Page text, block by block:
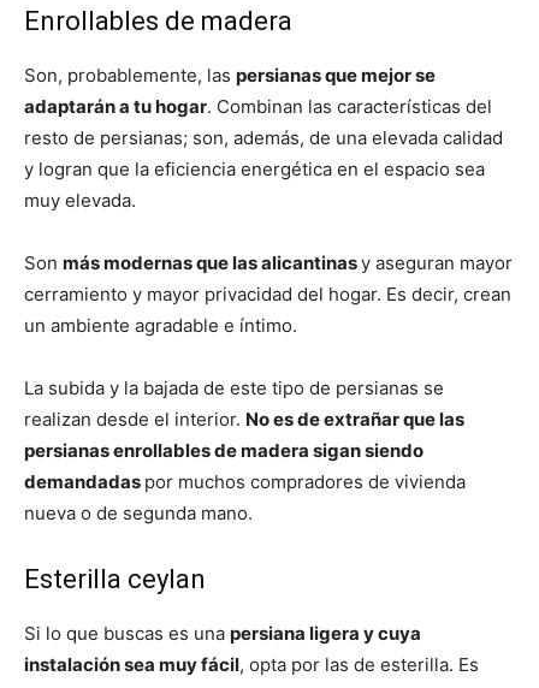
Enrollables de madera
Son, probablemente, las persianas que mejor se
adaptarán a tu hogar. Combinan las características del
resto de persianas; son, además, de una elevada calidad
y logran que la eficiencia energética en el espacio sea
muy elevada.
Son más modernas que las alicantinasy aseguran mayor
cerramiento y mayor privacidad del hogar. Es decir, crean
un ambiente agradable e íntimo.
La subida y la bajada de este tipo de persianas se
realizan desde el interior. No es de extrañar que las
persianas enrollables de madera sigan siendo
demandadas por muchos compradores de vivienda
nueva o de segunda mano.
Esterilla ceylan
Si lo que buscas es una persiana ligera y cuya
instalación sea muy fácil, opta por las de esterilla. Es